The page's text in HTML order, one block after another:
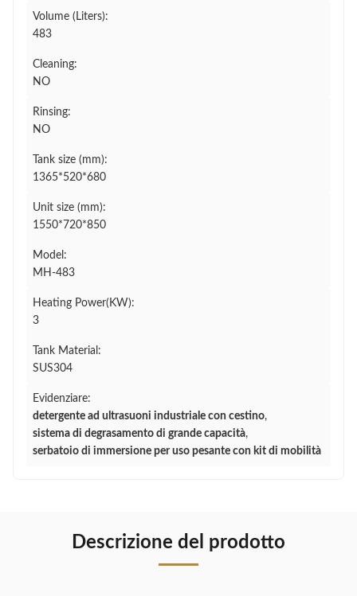
Volume (Liters):
483
Cleaning:
NO
Rinsing:
NO
Tank size (mm):
1365*520*680
Unit size (mm):
1550*720*850
Model:
MH-483
Heating Power(KW):
3
Tank Material:
SUS304
Evidenziare:
detergente ad ultrasuoni industriale con cestino,
sistema di degrasamento di grande capacità,
serbatoio di immersione per uso pesante con kit di mobilità
Descrizione del prodotto